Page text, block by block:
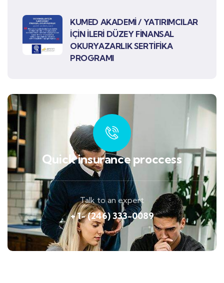
KUMED AKADEMİ / YATIRIMCILAR
İÇİN İLERİ DÜZEY FİNANSAL
OKURYAZARLIK SERTİFİKA
PROGRAMI
Quick insurance proccess
Talk to an expert
+ 1- (246) 333-0089